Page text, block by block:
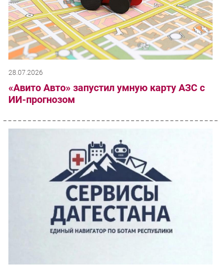
28.07.2026
«Авито Авто» запустил умную карту АЗС с
ИИ-прогнозом